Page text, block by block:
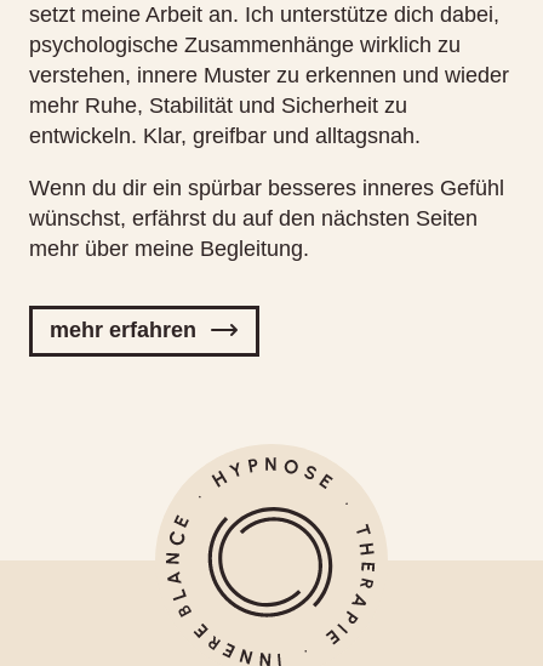
setzt meine Arbeit an. Ich unterstütze dich dabei,
psychologische Zusammenhänge wirklich zu
verstehen, innere Muster zu erkennen und wieder
mehr Ruhe, Stabilität und Sicherheit zu
entwickeln. Klar, greifbar und alltagsnah.
Wenn du dir ein spürbar besseres inneres Gefühl
wünschst, erfährst du auf den nächsten Seiten
mehr über meine Begleitung.
mehr erfahren